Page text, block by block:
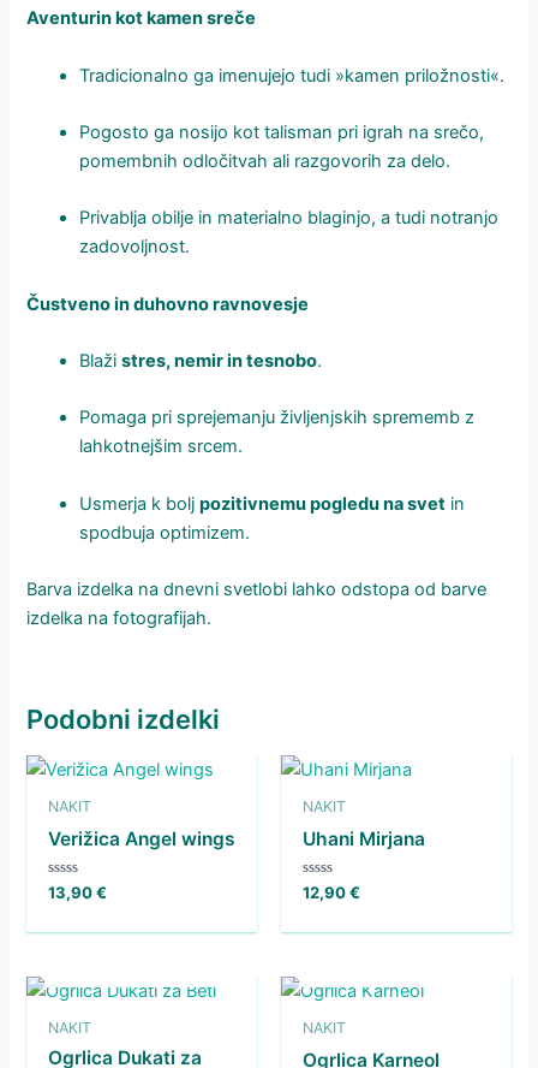
Aventurin kot kamen sreče
Tradicionalno ga imenujejo tudi »kamen priložnosti«.
Pogosto ga nosijo kot talisman pri igrah na srečo,
pomembnih odločitvah ali razgovorih za delo.
Privablja obilje in materialno blaginjo, a tudi notranjo
zadovoljnost.
Čustveno in duhovno ravnovesje
Blažistres, nemir in tesnobo.
Pomaga pri sprejemanju življenjskih sprememb z
lahkotnejšim srcem.
Usmerja k boljpozitivnemu pogledu na svet in
spodbuja optimizem.
Barva izdelka na dnevni svetlobi lahko odstopa od barve
izdelka na fotografijah.
Podobni izdelki
NAKIT
Verižica Angel wings
Ocenjeno
5
13,90€
NAKIT
Uhani Mirjana
Ocenjeno
5
12,90€
NAKIT
Ogrlica Dukati za
NAKIT
Ogrlica Karneol